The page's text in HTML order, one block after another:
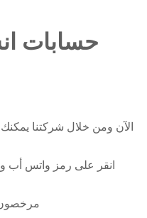
حسابات
الآن ومن خلال شركتنا
انقر على رمز واتس أب
مرخصون